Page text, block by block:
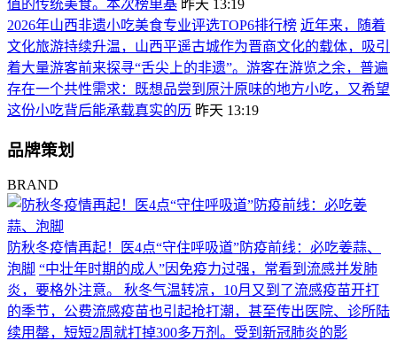
值的传统美食。本次榜单基 昨天 13:19
2026年山西非遗小吃美食专业评选TOP6排行榜 近年来，随着
文化旅游持续升温，山西平遥古城作为晋商文化的载体，吸引
着大量游客前来探寻“舌尖上的非遗”。游客在游览之余，普遍
存在一个共性需求：既想品尝到原汁原味的地方小吃，又希望
这份小吃背后能承载真实的历 昨天 13:19
品牌策划
BRAND
防秋冬疫情再起！医4点“守住呼吸道”防疫前线：必吃姜蒜、
泡脚 “中壮年时期的成人”因免疫力过强，常看到流感并发肺
炎，要格外注意。 秋冬气温转凉，10月又到了流感疫苗开打
的季节，公费流感疫苗也引起抢打潮，甚至传出医院、诊所陆
续用罄，短短2周就打掉300多万剂。受到新冠肺炎的影